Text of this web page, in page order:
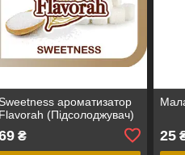
Sweetness ароматизатор
Flavorah (Підсолоджувач)
₴ 25